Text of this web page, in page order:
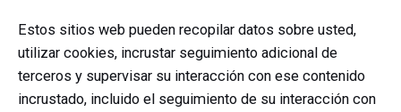
Estos sitios web pueden recopilar datos sobre usted,
utilizar cookies, incrustar seguimiento adicional de
terceros y supervisar su interacción con ese contenido
incrustado, incluido el seguimiento de su interacción con